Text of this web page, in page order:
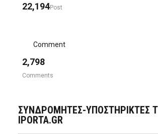
22,194Post
Comment
2,798
Comments
ΣΥΝΔΡΟΜΗΤΈΣ-ΥΠΟΣΤΗΡΙΚΤΈΣ
IPORTA.GR